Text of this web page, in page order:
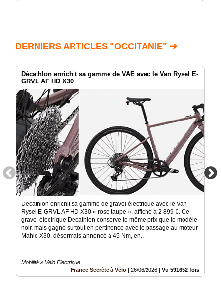
DERNIERS ARTICLES "OCCITANIE" ➔
Décathlon enrichit sa gamme de VAE avec le Van Rysel E-
GRVL AF HD X30
Decathlon enrichit sa gamme de gravel électrique avec le Van
Rysel E-GRVL AF HD X30 « rose taupe », affiché à 2 899 €. Ce
gravel électrique Decathlon conserve le même prix que le modèle
noir, mais gagne surtout en pertinence avec le passage au moteur
Mahle X30, désormais annoncé à 45 Nm, en..
Mobilité » Vélo Électrique
France Secrète à Vélo
26/06/2026 Vu 591652 fois